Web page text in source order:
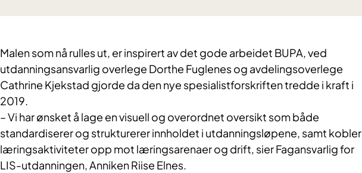
Malen som nå rulles ut, er inspirert av det gode arbeidet BUPA, ved
utdanningsansvarlig overlege Dorthe Fuglenes og avdelingsoverlege
Cathrine Kjekstad gjorde da den nye spesialistforskriften tredde i kraft i
2019.
– Vi har ønsket å lage en visuell og overordnet oversikt som både
standardiserer og strukturerer innholdet i utdanningsløpene, samt kobler
læringsaktiviteter opp mot læringsarenaer og drift, sier Fagansvarlig for
LIS-utdanningen, Anniken Riise Elnes.